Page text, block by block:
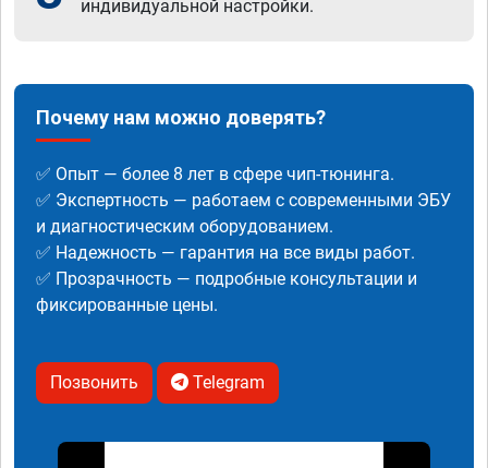
индивидуальной настройки.
Почему нам можно доверять?
✅ Опыт — более 8 лет в сфере чип-тюнинга.
✅ Экспертность — работаем с современными ЭБУ
и диагностическим оборудованием.
✅ Надежность — гарантия на все виды работ.
✅ Прозрачность — подробные консультации и
фиксированные цены.
Позвонить Telegram